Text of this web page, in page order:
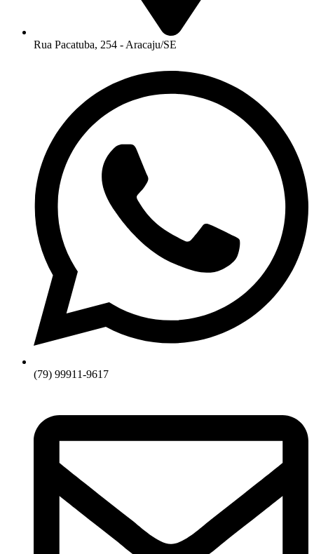
Rua Pacatuba, 254 - Aracaju/SE
(79) 99911-9617